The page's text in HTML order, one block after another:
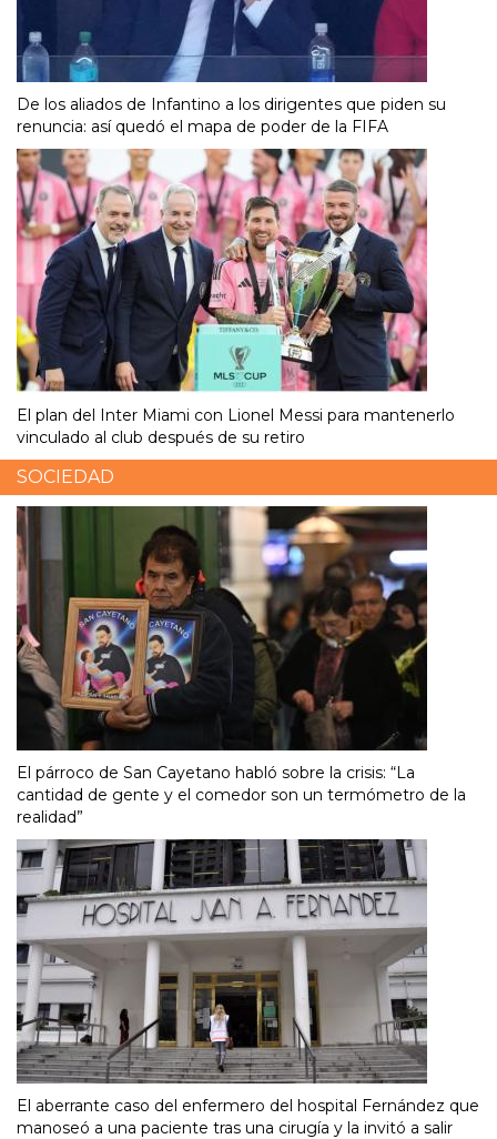
De los aliados de Infantino a los dirigentes que piden su
renuncia: así quedó el mapa de poder de la FIFA
El plan del Inter Miami con Lionel Messi para mantenerlo
vinculado al club después de su retiro
SOCIEDAD
El párroco de San Cayetano habló sobre la crisis: “La
cantidad de gente y el comedor son un termómetro de la
realidad”
El aberrante caso del enfermero del hospital Fernández que
manoseó a una paciente tras una cirugía y la invitó a salir